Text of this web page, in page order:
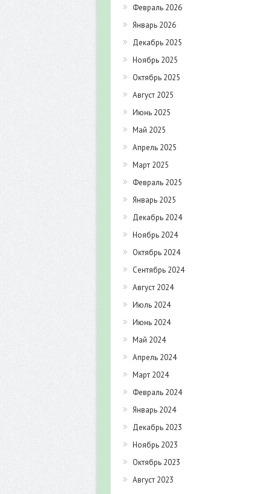
Февраль 2026
Январь 2026
Декабрь 2025
Ноябрь 2025
Октябрь 2025
Август 2025
Июнь 2025
Май 2025
Апрель 2025
Март 2025
Февраль 2025
Январь 2025
Декабрь 2024
Ноябрь 2024
Октябрь 2024
Сентябрь 2024
Август 2024
Июль 2024
Июнь 2024
Май 2024
Апрель 2024
Март 2024
Февраль 2024
Январь 2024
Декабрь 2023
Ноябрь 2023
Октябрь 2023
Август 2023